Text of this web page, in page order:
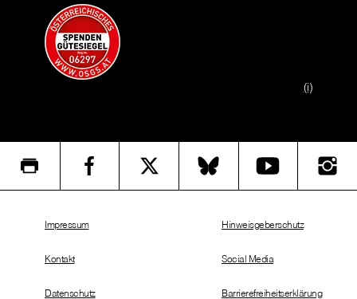
(i)
Impressum
Kontakt
Datenschutz
Hinweisgeberschutz
Social Media
Barrierefreiheitserklärung